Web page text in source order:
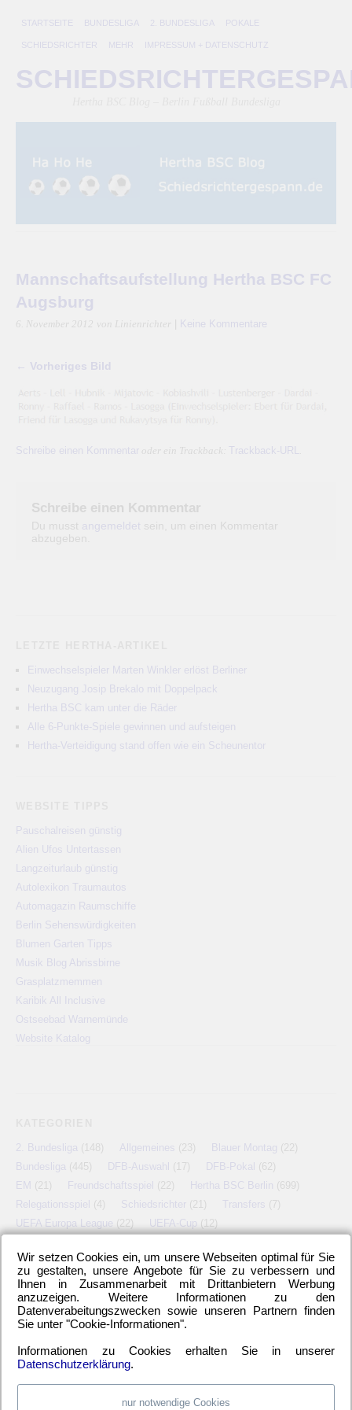
STARTSEITE BUNDESLIGA 2. BUNDESLIGA POKALE
SCHIEDSRICHTER MEHR IMPRESSUM + DATENSCHUTZ
Mannschaftsaufstellung Hertha BSC FC
Augsburg
6. November 2012 von Linienrichter Keine Kommentare
← Vorheriges Bild
Schreibe einen Kommentar oder ein Trackback: Trackback-URL
Schreibe einen Kommentar
Du musst angemeldet sein, um einen Kommentar
abzugeben.
Einwechselspieler Marten Winkler erlöst Berliner
Neuzugang Josip Brekalo mit Doppelpack
Hertha BSC kam unter die Räder
Alle 6-Punkte-Spiele gewinnen und aufsteigen
Hertha-Verteidigung stand offen wie ein Scheunentor
Pauschalreisen günstig
Alien Ufos Untertassen
Langzeiturlaub günstig
Autolexikon Traumautos
Automagazin Raumschiffe
Berlin Sehenswürdigkeiten
Blumen Garten Tipps
Musik Blog Abrissbirne
Grasplatzmemmen
Karibik All Inclusive
Ostseebad Warnemünde
Website Katalog
2. Bundesliga (148) Allgemeines (23) Blauer Montag (22)
Bundesliga (445) DFB-Auswahl (17) DFB-Pokal (62)
EM
(21) Freundschaftsspiel (22) Hertha BSC Berlin (699)
Relegationsspiel (4) Schiedsrichter (21) Transfers (7)
UEFA Europa League (22) UEFA-Cup (12)
META
Anmelden Eintrags-Feed Kommentar-Feed WordPress.org
Wir setzen Cookies ein, um unsere Webseiten optimal für Sie
zu gestalten, unsere Angebote für Sie zu verbessern und
Ihnen in Zusammenarbeit mit Drittanbietern Werbung
anzuzeigen. Weitere Informationen zu den
Datenverabeitungszwecken sowie unseren Partnern finden
Sie unter "Cookie-Informationen".
Informationen zu Cookies erhalten Sie in unserer
Datenschutzerklärung.
nur notwendige Cookies